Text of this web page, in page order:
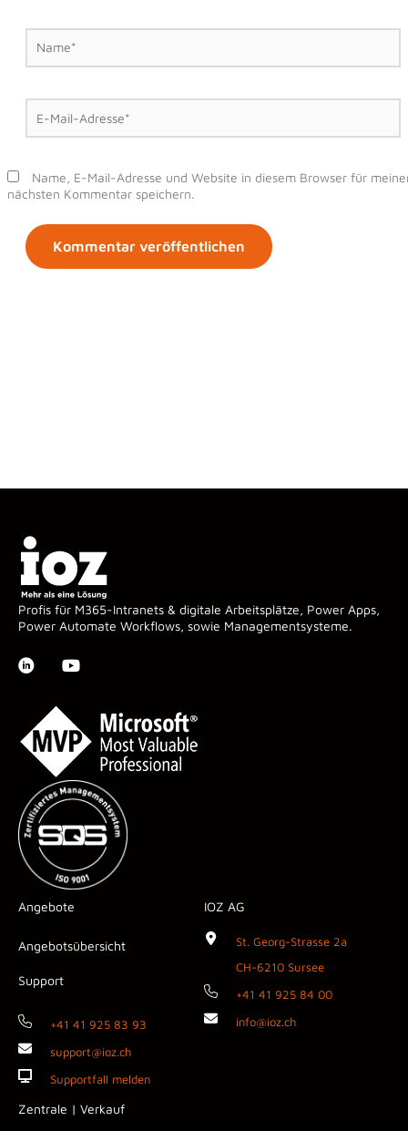
Name*
E-
Mail-
Adresse*
Name, E-Mail-Adresse und Website in diesem Browser für
nächsten Kommentar speichern.
Profis für M365-Intranets & digitale Arbeitsplätze, Power Apps,
Power Automate Workflows, sowie Managementsysteme.
Angebote
Angebotsübersicht
Support
+41 41 925 83 93
support@ioz.ch
Supportfall melden
Zentrale | Verkauf
IOZ AG
St. Georg-Strasse 2a
CH-6210 Sursee
+41 41 925 84 00
info@ioz.ch